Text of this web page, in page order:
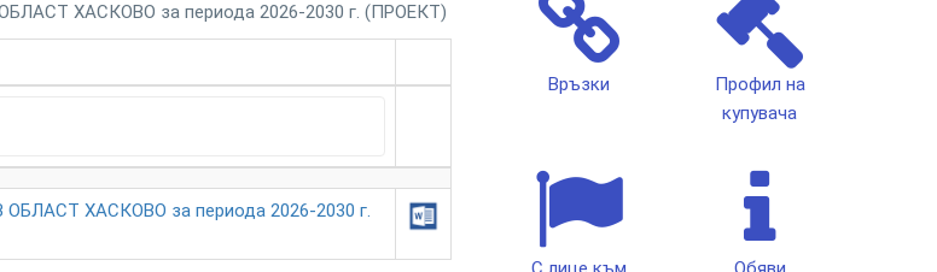
ХАСКОВО за периода 2026-2030 г. (ПРОЕКТ)
ХАСКОВО за периода 2026-2030 г.
Връзки
Профил на
купувача